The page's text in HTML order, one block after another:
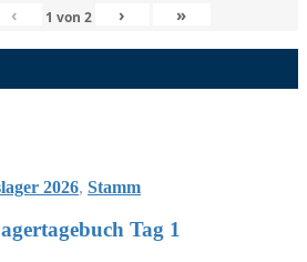
‹ 1 von 2 › »
2026, Stamm
Tag 1